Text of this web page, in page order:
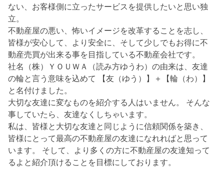
ない、お客様側に立ったサービスを提供したいと思い独
立。
不動産屋の悪い、怖いイメージを改革することを志し、
皆様が安心して、より安全に、そして少しでもお得に不
動産売買が出来る事を目指している不動産会社です。
社名（株）ＹＯＵＷＡ（読み方ゆうわ）の由来は、友達
の輪と言う意味を込めて 【友（ゆう）】＋【輪（わ）】
と名付けました。
大切な友達に変なものを紹介する人はいません。 そんな
事していたら、友達なくしちゃいます。
私は、皆様と大切な友達と同じように信頼関係を築き、
皆様にとって最高の不動産屋の友達になれればと思って
います。 そして、より多くの方に不動産屋の友達知って
るよと紹介頂けることを目標にしております。